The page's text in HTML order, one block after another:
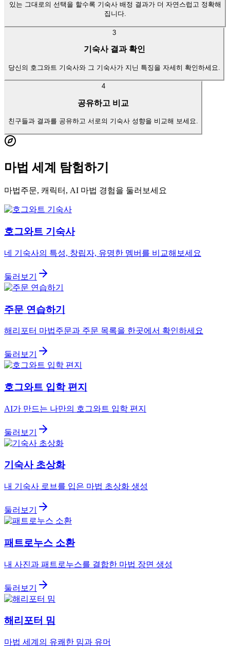
있는 그대로의 선택을 할수록 기숙사 배정 결과가 더 자연스럽고 정확해
집니다.
3
기숙사 결과 확인
당신의 호그와트 기숙사와 그 기숙사가 지닌 특징을 자세히 확인하세요.
4
공유하고 비교
친구들과 결과를 공유하고 서로의 기숙사 성향을 비교해 보세요.
마법 세계 탐험하기
마법주문, 캐릭터, AI 마법 경험을 둘러보세요
호그와트 기숙사
네 기숙사의 특성, 창립자, 유명한 멤버를 비교해보세요
둘러보기
주문 연습하기
해리포터 마법주문과 주문 목록을 한곳에서 확인하세요
둘러보기
호그와트 입학 편지
AI가 만드는 나만의 호그와트 입학 편지
둘러보기
기숙사 초상화
내 기숙사 로브를 입은 마법 초상화 생성
둘러보기
패트로누스 소환
내 사진과 패트로누스를 결합한 마법 장면 생성
둘러보기
해리포터 밈
마법 세계의 유쾌한 밈과 유머